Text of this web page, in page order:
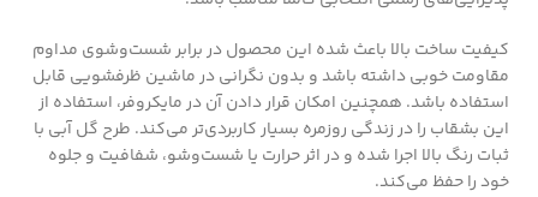
کیفیت ساخت بالا باعث شده این محصول در برابر شست‌وشوی مداوم
مقاومت خوبی داشته باشد و بدون نگرانی در ماشین ظرفشویی قابل
استفاده باشد. همچنین امکان قرار دادن آن در مایکروفر، استفاده از
این بشقاب را در زندگی روزمره بسیار کاربردی‌تر می‌کند. طرح گل آبی با
ثبات رنگ بالا اجرا شده و در اثر حرارت یا شست‌وشو، شفافیت و جلوه
خود را حفظ می‌کند.